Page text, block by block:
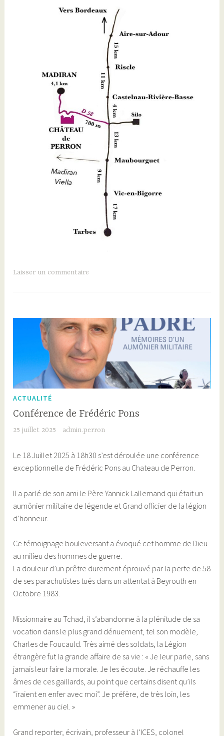
Laisser un commentaire
ACTUALITÉ
Conférence de Frédéric Pons
25 juillet 2025 admin.perron
Le 18 Juillet 2025 à 18h30 s’est déroulée une conférence
exceptionnelle de Frédéric Pons au Chateau de Perron.
Il a parlé de son ami le Père Yannick Lallemand qui était un
aumônier militaire de légende et Grand officier de la légion
d’honneur.
Ce témoignage bouleversant a évoqué cet homme de Dieu
au milieu des hommes de guerre.
La douleur d’un prêtre durement éprouvé par la perte de 58
de ses parachutistes tués dans un attentat à Beyrouth en
Octobre 1983.
Missionnaire au Tchad, il s’abandonne à la plénitude de sa
vocation dans le plus grand dénuement, tel son modèle,
Charles de Foucauld. Très aimé des soldats, la Légion
étrangère fut la grande affaire de sa vie : « Je leur parle, sans
jamais leur faire la morale. Je les écoute. Je réchauffe les
âmes de ces gaillards, au point que certains disent qu’ils
“iraient en enfer avec moi”. Je préfère, de très loin, les
emmener au ciel. »
Grand reporter, écrivain, professeur à l’ICES, colonel